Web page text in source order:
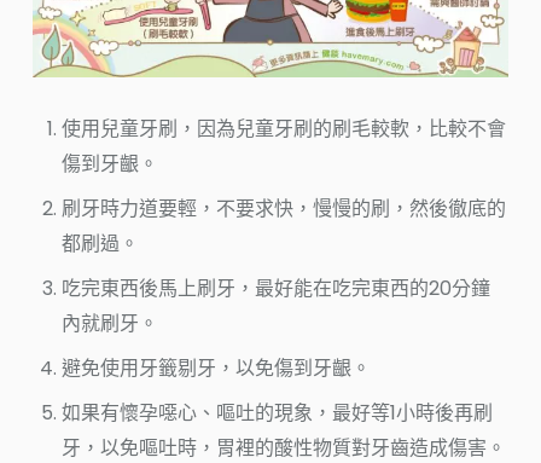
使用兒童牙刷，因為兒童牙刷的刷毛較軟，比較不會
傷到牙齦。
刷牙時力道要輕，不要求快，慢慢的刷，然後徹底的
都刷過。
吃完東西後馬上刷牙，最好能在吃完東西的20分鐘
內就刷牙。
避免使用牙籤剔牙，以免傷到牙齦。
如果有懷孕噁心、嘔吐的現象，最好等1小時後再刷
牙，以免嘔吐時，胃裡的酸性物質對牙齒造成傷害。